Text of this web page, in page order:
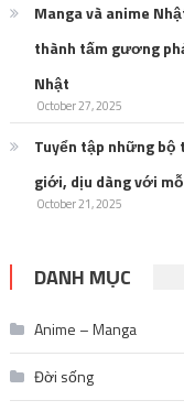
Manga và anime
thành tấm gương
Nhật
October 27, 2025
Tuyển tập những
giới, dịu dàng với
October 21, 2025
DANH MỤC
Anime – Manga
Đời sống